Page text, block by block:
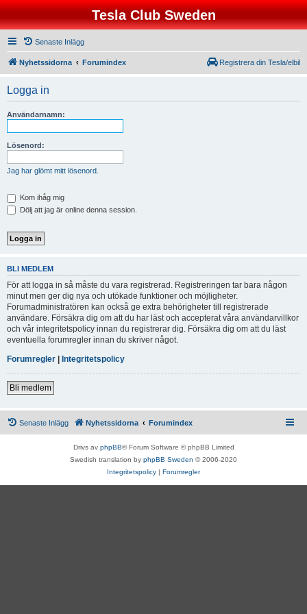
Tesla Club Sweden
Senaste Inlägg
Nyhetssidorna Forumindex Registrera din Tesla/elbil
Logga in
Användarnamn:
Lösenord:
Jag har glömt mitt lösenord.
Kom ihåg mig
Dölj att jag är online denna session.
BLI MEDLEM
För att logga in så måste du vara registrerad. Registreringen tar bara någon
minut men ger dig nya och utökade funktioner och möjligheter.
Forumadministratören kan också ge extra behörigheter till registrerade
användare. Försäkra dig om att du har läst och accepterat våra användarvillkor
och vår integritetspolicy innan du registrerar dig. Försäkra dig om att du läst
eventuella forumregler innan du skriver något.
Forumregler | Integritetspolicy
Bli medlem
Senaste Inlägg Nyhetssidorna Forumindex
Drivs av phpBB® Forum Software © phpBB Limited
Swedish translation by phpBB Sweden © 2006-2020
Integritetspolicy | Forumregler